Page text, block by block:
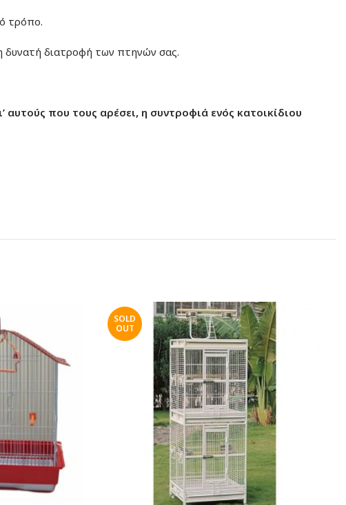
τρόπο.
δυνατή διατροφή των πτηνών σας.
αυτούς που τους αρέσει, η συντροφιά ενός κατοικίδιου
SOLD
OUT